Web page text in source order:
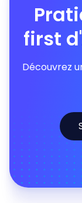
first
Découvrez